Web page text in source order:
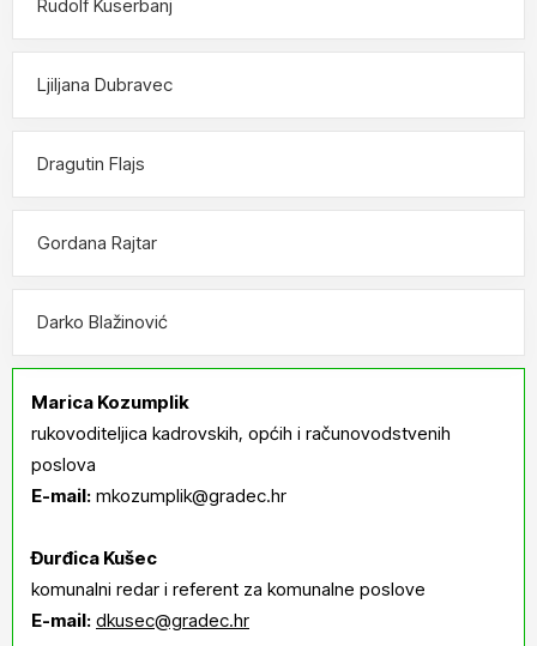
Rudolf Kuserbanj
Ljiljana Dubravec
Dragutin Flajs
Gordana Rajtar
Darko Blažinović
Marica Kozumplik
rukovoditeljica kadrovskih, općih i računovodstvenih
poslova
E-mail: mkozumplik@gradec.hr
Đurđica Kušec
komunalni redar i referent za komunalne poslove
E-mail: dkusec@gradec.hr